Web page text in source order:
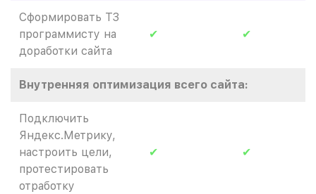
Сформировать ТЗ
программисту на
доработки сайта
✔ ✔
Внутренняя оптимизация всего сайта:
Подключить
Яндекс.Метрику,
настроить цели,
протестировать
отработку
✔ ✔